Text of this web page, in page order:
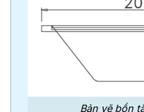
Bản vẽ bồn